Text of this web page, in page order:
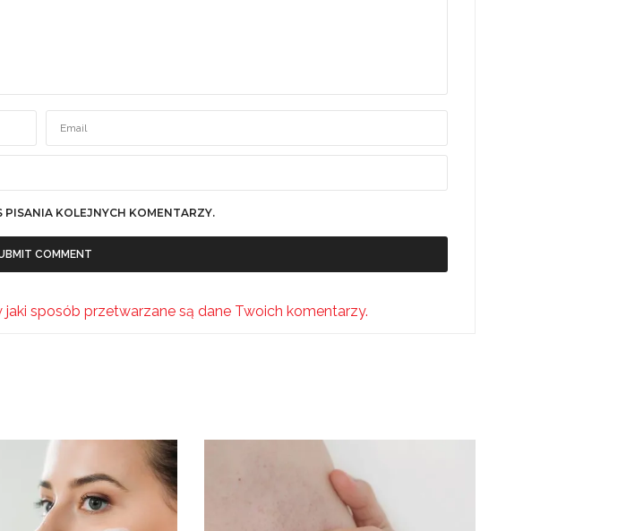
KOLEJNYCH KOMENTARZY.
jaki sposób przetwarzane są dane Twoich komentarzy.